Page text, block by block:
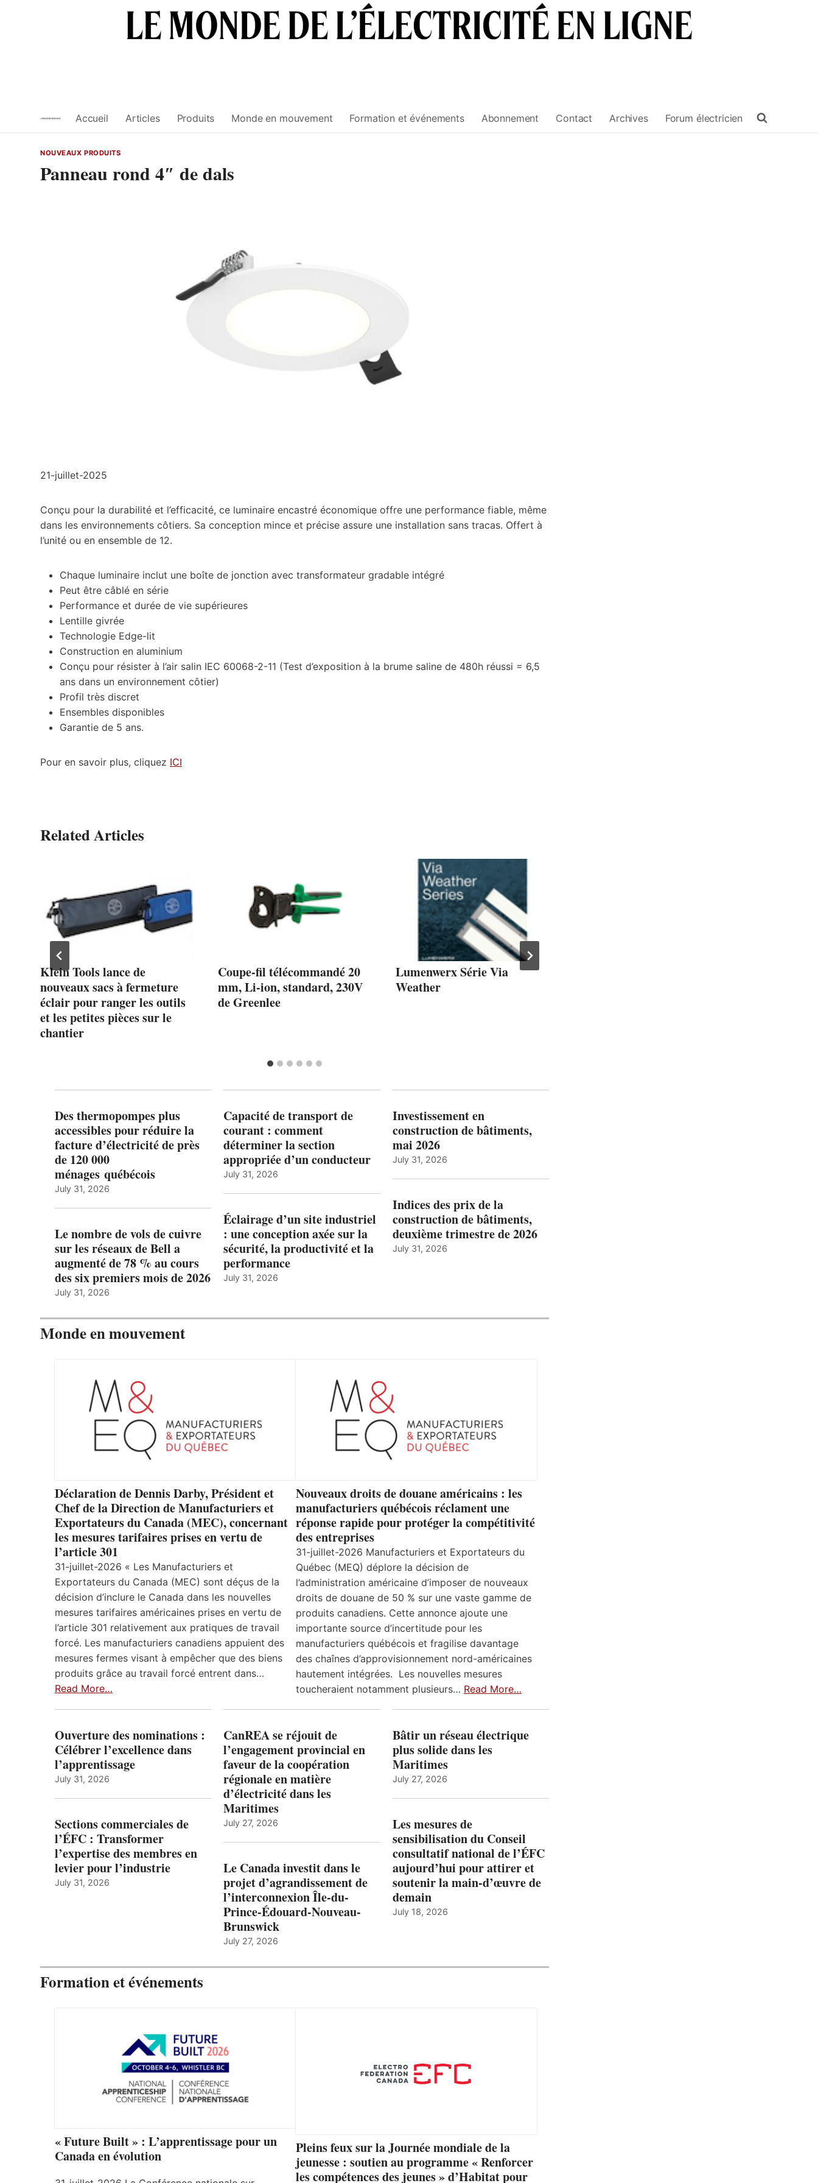
Accueil Articles Produits Monde en mouvement Formation et événements Abonnement Contact Archives Forum électricien
NOUVEAUX PRODUITS
Panneau rond 4″ de dals
21-juillet-2025
Conçu pour la durabilité et l’efficacité, ce luminaire encastré économique offre une performance fiable, même
dans les environnements côtiers. Sa conception mince et précise assure une installation sans tracas. Offert à
l’unité ou en ensemble de 12.
Chaque luminaire inclut une boîte de jonction avec transformateur gradable intégré
Peut être câblé en série
Performance et durée de vie supérieures
Lentille givrée
Technologie Edge-lit
Construction en aluminium
Conçu pour résister à l’air salin IEC 60068-2-11 (Test d’exposition à la brume saline de 480h réussi = 6,5
ans dans un environnement côtier)
Profil très discret
Ensembles disponibles
Garantie de 5 ans.
Pour en savoir plus, cliquez ICI
Related Articles
Klein Tools lance de
nouveaux sacs à fermeture
éclair pour ranger les outils
et les petites pièces sur le
chantier
Coupe-fil télécommandé 20
mm, Li-ion, standard, 230V
de Greenlee
Lumenwerx Série Via
Weather
Des thermopompes plus
accessibles pour réduire la
facture d’électricité de près
de 120 000
ménages québécois
July 31, 2026
Le nombre de vols de cuivre
sur les réseaux de Bell a
augmenté de 78 % au cours
des six premiers mois de 2026
July 31, 2026
Capacité de transport de
courant : comment
déterminer la section
appropriée d’un conducteur
July 31, 2026
Éclairage d’un site industriel
: une conception axée sur la
sécurité, la productivité et la
performance
July 31, 2026
Investissement en
construction de bâtiments,
mai 2026
July 31, 2026
Indices des prix de la
construction de bâtiments,
deuxième trimestre de 2026
July 31, 2026
Monde en mouvement
Déclaration de Dennis Darby, Président et
Chef de la Direction de Manufacturiers et
Exportateurs du Canada (MEC), concernant
les mesures tarifaires prises en vertu de
l’article 301
31-juillet-2026 « Les Manufacturiers et
Exportateurs du Canada (MEC) sont déçus de la
décision d’inclure le Canada dans les nouvelles
mesures tarifaires américaines prises en vertu de
l’article 301 relativement aux pratiques de travail
forcé. Les manufacturiers canadiens appuient des
mesures fermes visant à empêcher que des biens
produits grâce au travail forcé entrent dans…
Read More…
Nouveaux droits de douane américains : les
manufacturiers québécois réclament une
réponse rapide pour protéger la compétitivité
des entreprises
31-juillet-2026 Manufacturiers et Exportateurs du
Québec (MEQ) déplore la décision de
l’administration américaine d’imposer de nouveaux
droits de douane de 50 % sur une vaste gamme de
produits canadiens. Cette annonce ajoute une
importante source d’incertitude pour les
manufacturiers québécois et fragilise davantage
des chaînes d’approvisionnement nord-américaines
hautement intégrées. Les nouvelles mesures
toucheraient notamment plusieurs… Read More…
Ouverture des nominations :
Célébrer l’excellence dans
l’apprentissage
July 31, 2026
Sections commerciales de
l’ÉFC : Transformer
l’expertise des membres en
levier pour l’industrie
July 31, 2026
CanREA se réjouit de
l’engagement provincial en
faveur de la coopération
régionale en matière
d’électricité dans les
Maritimes
July 27, 2026
Le Canada investit dans le
projet d’agrandissement de
l’interconnexion Île-du-
Prince-Édouard-Nouveau-
Brunswick
July 27, 2026
Bâtir un réseau électrique
plus solide dans les
Maritimes
July 27, 2026
Les mesures de
sensibilisation du Conseil
consultatif national de l’ÉFC
aujourd’hui pour attirer et
soutenir la main-d’œuvre de
demain
July 18, 2026
Formation et événements
« Future Built » : L’apprentissage pour un
Canada en évolution
Pleins feux sur la Journée mondiale de la
jeunesse : soutien au programme « Renforcer
les compétences des jeunes » d’Habitat pour